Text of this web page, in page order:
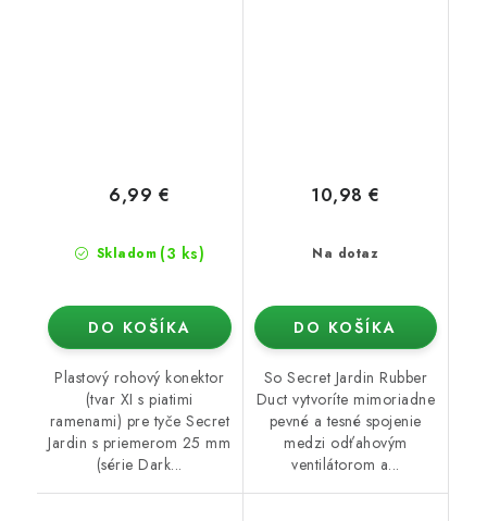
Skladom (3 ks)
6,99 €
DO KOŠÍKA
Plastový rohový konektor
(tvar XI s piatimi
ramenami) pre tyče Secret
Jardin s priemerom 25 mm
(série Dark...
Na dotaz
10,98 €
DO KOŠÍKA
So Secret Jardin Rubber
Duct vytvoríte mimoriadne
pevné a tesné spojenie
medzi odťahovým
ventilátorom a...